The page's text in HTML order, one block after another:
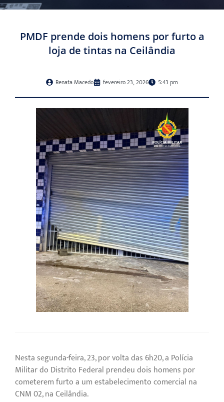
PMDF prende dois homens por furto a
loja de tintas na Ceilândia
Renata Macedo fevereiro 23, 2026 5:43 pm
Nesta segunda-feira, 23, por volta das 6h20, a Polícia
Militar do Distrito Federal prendeu dois homens por
cometerem furto a um estabelecimento comercial na
CNM 02, na Ceilândia.